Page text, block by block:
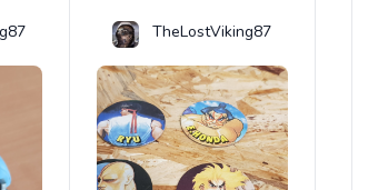
TheLostViking87